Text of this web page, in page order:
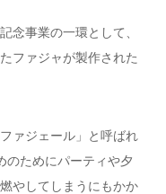
念事業の一環として、
ファジャが製作された
ァジェール」と呼ばれ
のためにパーティや夕
やしてしまうにもかか